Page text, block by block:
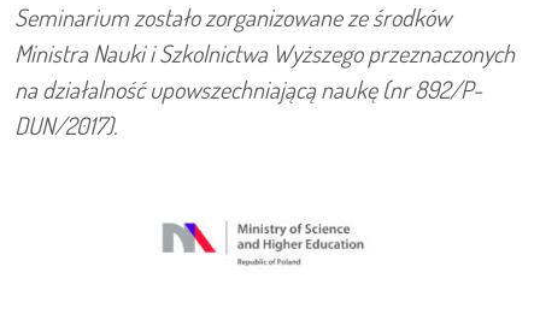
Seminarium zostało zorganizowane ze środków
Ministra Nauki i Szkolnictwa Wyższego przeznaczonych
na działalność upowszechniającą naukę (nr 892/P-
DUN/2017).